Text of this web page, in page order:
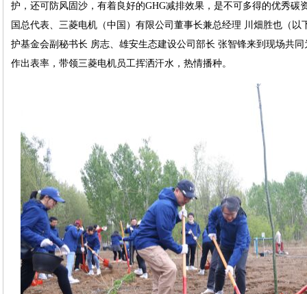
护，还可防风固沙，有着良好的GHG减排效果，是不可多得的优秀碳
国总代表、三菱电机（中国）有限公司董事长兼总经理 川畑胜也（以
护基金会副秘书长 房志、雄安生态建设公司部长 张智锋来到现场共
作出表率，带领三菱电机员工挥洒汗水，热情播种。